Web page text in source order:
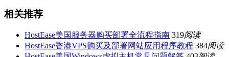
相关推荐
HostEase美国服务器购买部署全流程指南 319阅读
HostEase香港VPS购买及部署网站应用程序教程 384阅读